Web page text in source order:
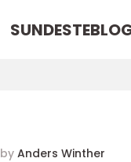
by Anders Winther